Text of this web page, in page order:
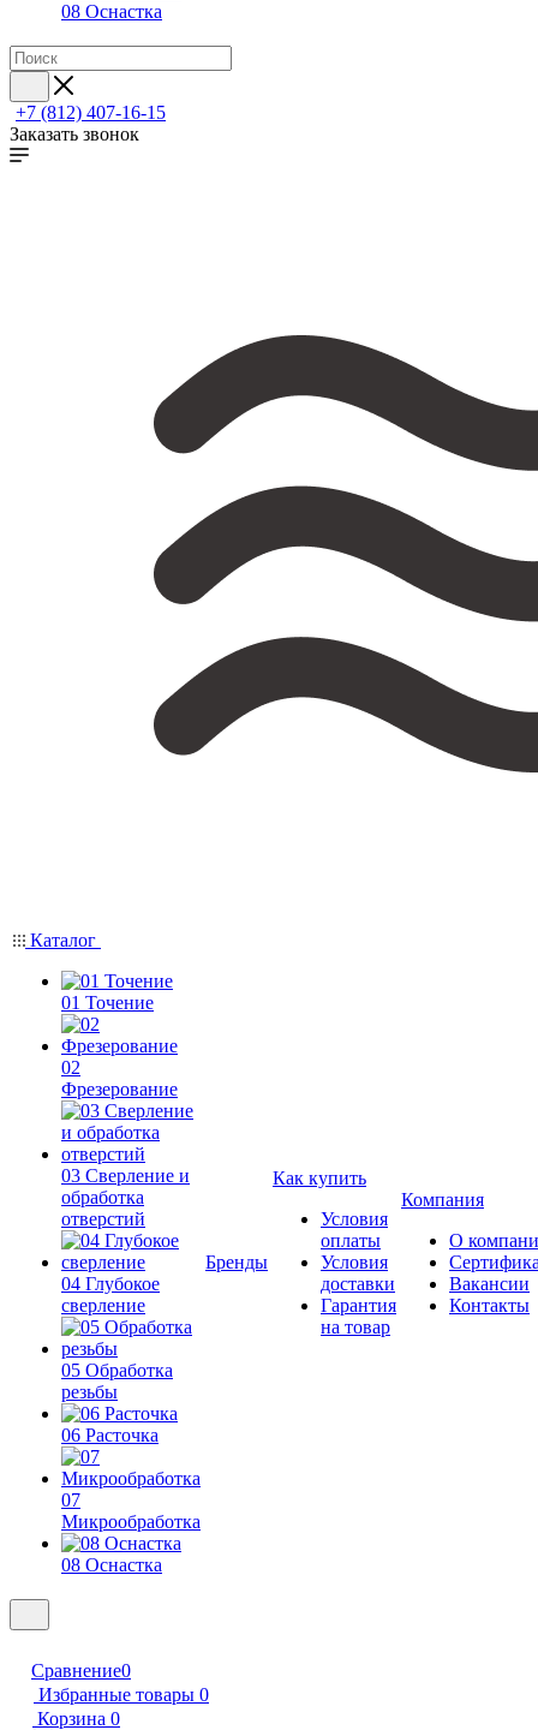
08 Оснастка
+7 (812) 407-16-15
Заказать звонок
Каталог
01 Точение
02
Фрезерование
03 Сверление и
обработка
отверстий
04 Глубокое
сверление
05 Обработка
резьбы
06 Расточка
07
Микрообработка
08 Оснастка
Бренды
Как купить
Условия
оплаты
Условия
доставки
Гарантия
на товар
Компания
О
Вакансии
Контакты
Сравнение0
Избранные товары 0
Корзина 0